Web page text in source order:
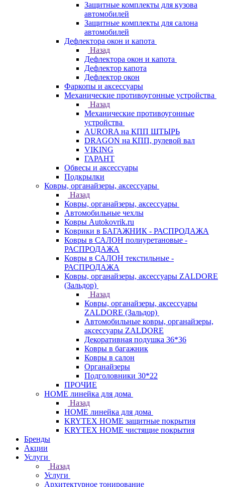
Защитные комплекты для кузова
автомобилей
Защитные комплекты для салона
автомобилей
Дефлектора окон и капота
Назад
Дефлектора окон и капота
Дефлектор капота
Дефлектор окон
Фаркопы и аксессуары
Механические противоугонные устройства
Назад
Механические противоугонные
устройства
AURORA на КПП ШТЫРЬ
DRAGON на КПП, рулевой вал
VIKING
ГАРАНТ
Обвесы и аксессуары
Подкрылки
Ковры, органайзеры, аксессуары
Назад
Ковры, органайзеры, аксессуары
Автомобильные чехлы
Ковры Autokovrik.ru
Коврики в БАГАЖНИК - РАСПРОДАЖА
Ковры в САЛОН полиуретановые -
РАСПРОДАЖА
Ковры в САЛОН текстильные -
РАСПРОДАЖА
Ковры, органайзеры, аксессуары ZALDORE
(Зальдор)
Назад
Ковры, органайзеры, аксессуары
ZALDORE (Зальдор)
Автомобильные ковры, органайзеры,
аксессуары ZALDORE
Декоративная подушка 36*36
Ковры в багажник
Ковры в салон
Органайзеры
Подголовники 30*22
ПРОЧИЕ
HOME линейка для дома
Назад
HOME линейка для дома
KRYTEX HOME защитные покрытия
KRYTEX HOME чистящие покрытия
Бренды
Акции
Услуги
Назад
Услуги
Архитектурное тонирование